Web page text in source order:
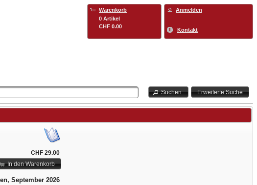
Warenkorb
0 Artikel
CHF 0.00
Anmelden
Kontakt
Suchen Erweiterte Suche
CHF 29.00
In den Warenkorb
September 2026